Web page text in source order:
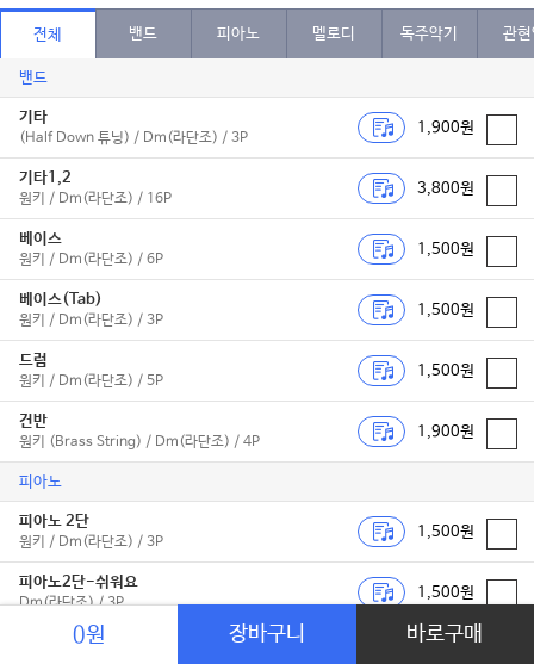
전체 밴드 피아노 멜로디 독주악기 관
밴드
기타
(Half Down 튜닝) / Dm(라단조) / 3P
1,900원
기타1,2
원키 / Dm(라단조) / 16P
3,800원
베이스
원키 / Dm(라단조) / 6P
1,500원
베이스(Tab)
원키 / Dm(라단조) / 3P
1,500원
드럼
원키 / Dm(라단조) / 5P
1,500원
건반
원키 (Brass String) / Dm(라단조) / 4P
1,900원
피아노
피아노 2단
원키 / Dm(라단조) / 3P
1,500원
피아노2단-쉬워요
Dm(라단조) / 3P
1,500원
0원 장바구니 바로구매